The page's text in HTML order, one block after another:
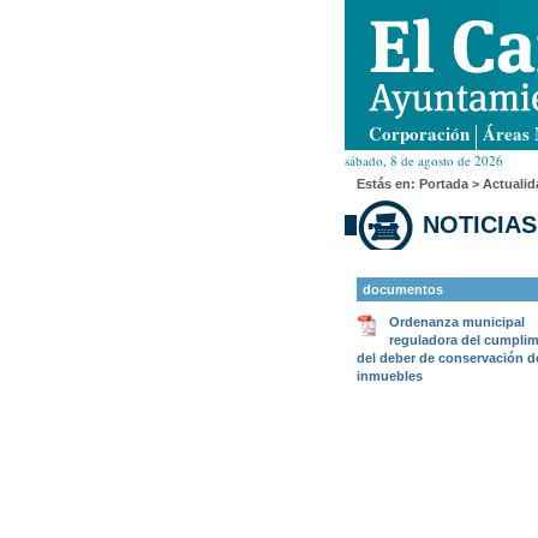
Corporación Áreas
sábado, 8 de agosto de 2026
Estás en: Portada >
NOTICIAS
documentos
Ordenanza municipal
reguladora del
del deber de conservación
inmuebles